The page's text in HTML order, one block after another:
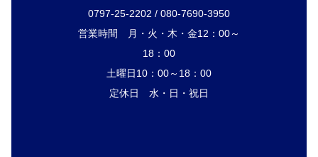
0797-25-2202 / 080-7690-3950
営業時間 月・火・木・金12：00～
18：00
土曜日10：00～18：00
定休日 水・日・祝日